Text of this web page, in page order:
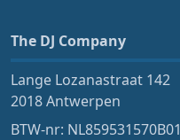
The DJ Company
Lange Lozanastraat 142
2018 Antwerpen
BTW-nr: NL859531570B01